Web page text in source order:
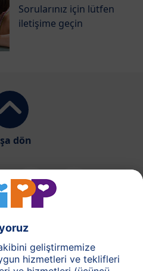
Sorularınız için lütfen
iletişime geçin
dön
Ek Gıda
HiPP Hamilelik